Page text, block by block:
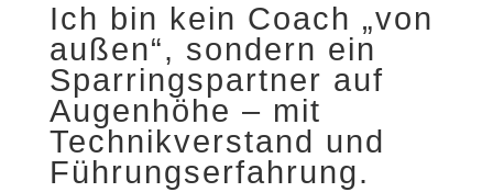
Ich bin kein Coach „von
außen“, sondern ein
Sparringspartner auf
Augenhöhe – mit
Technikverstand und
Führungserfahrung.